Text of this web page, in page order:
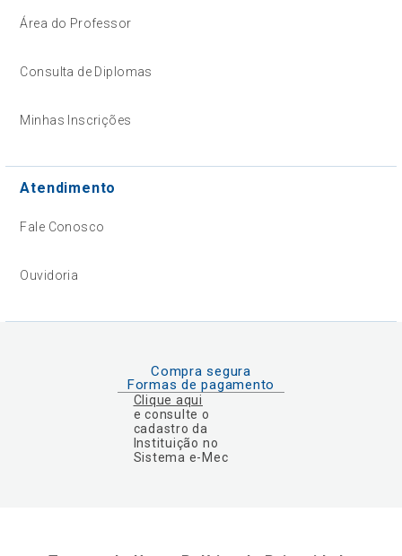
Área do Professor
Consulta de Diplomas
Minhas Inscrições
Atendimento
Fale Conosco
Ouvidoria
Compra segura
Formas de pagamento
Clique aqui
e consulte o
cadastro da
Instituição no
Sistema e-Mec